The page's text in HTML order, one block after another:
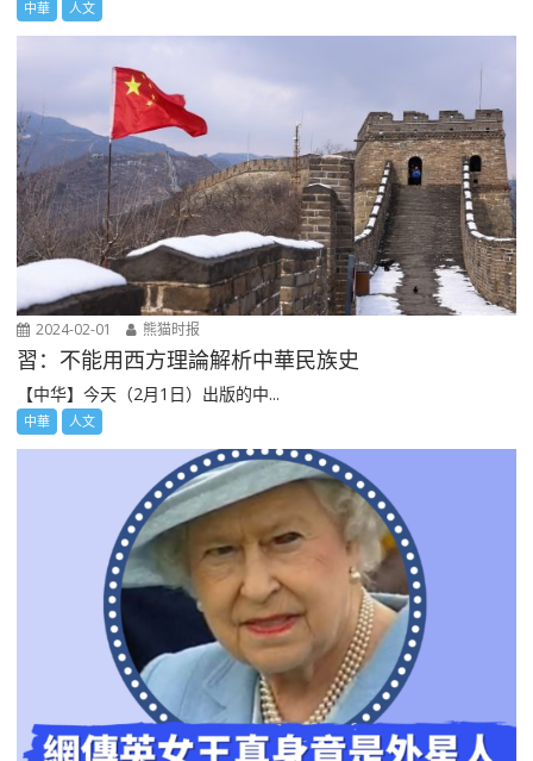
中華 人文
2024-02-01 熊猫时报
習：不能用西方理論解析中華民族史
【中华】今天（2月1日）出版的中...
中華 人文